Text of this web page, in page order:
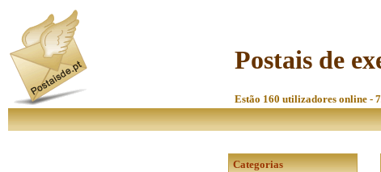
Postais de
Estão 160 utilizadores online -
Categorias